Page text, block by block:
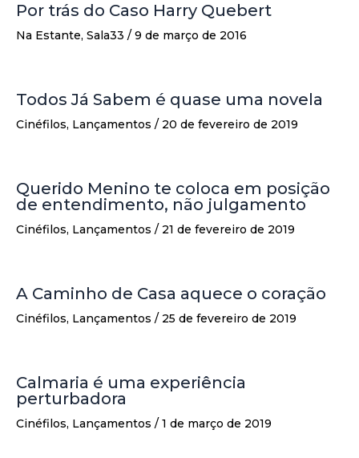
Por trás do Caso Harry Quebert
Na Estante, Sala33 / 9 de março de 2016
Todos Já Sabem é quase uma novela
Cinéfilos, Lançamentos / 20 de fevereiro de 2019
Querido Menino te coloca em posição
de entendimento, não julgamento
Cinéfilos, Lançamentos / 21 de fevereiro de 2019
A Caminho de Casa aquece o coração
Cinéfilos, Lançamentos / 25 de fevereiro de 2019
Calmaria é uma experiência
perturbadora
Cinéfilos, Lançamentos / 1 de março de 2019